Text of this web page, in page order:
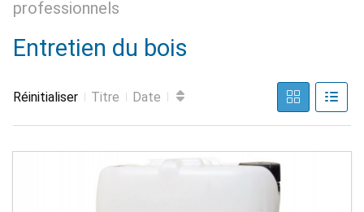
professionnels
Entretien du bois
Réinitialiser Titre Date